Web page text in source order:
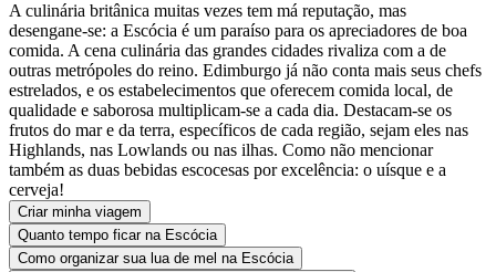
A culinária britânica muitas vezes tem má reputação, mas
desengane-se: a Escócia é um paraíso para os apreciadores de boa
comida. A cena culinária das grandes cidades rivaliza com a de
outras metrópoles do reino. Edimburgo já não conta mais seus chefs
estrelados, e os estabelecimentos que oferecem comida local, de
qualidade e saborosa multiplicam-se a cada dia. Destacam-se os
frutos do mar e da terra, específicos de cada região, sejam eles nas
Highlands, nas Lowlands ou nas ilhas. Como não mencionar
também as duas bebidas escocesas por excelência: o uísque e a
cerveja!
Criar minha viagem
Quanto tempo ficar na Escócia
Como organizar sua lua de mel na Escócia